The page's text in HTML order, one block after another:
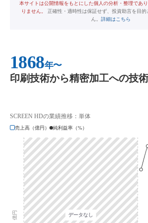
本サイトは公開情報をもとにした個人の分析・整理であ
りません。
正確性・適時性は保証せず、投資助言を目
ん。 詳細はこちら
1868年〜
印刷技術から精密加工への技
SCREEN HDの業績推移：単体
売上高（億円）
純利益率（%）